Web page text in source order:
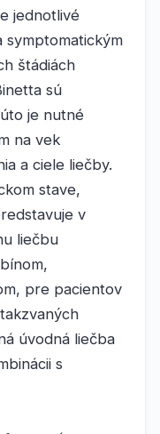
jednotlivé
symptomatickým
štádiách
sú
je nutné
na vek
a ciele liečby.
stave,
v
liečbu
pre pacientov
úvodná liečba
s